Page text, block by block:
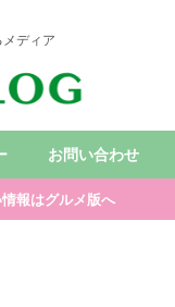
ディア
お問い合わせ
報はグルメ版へ